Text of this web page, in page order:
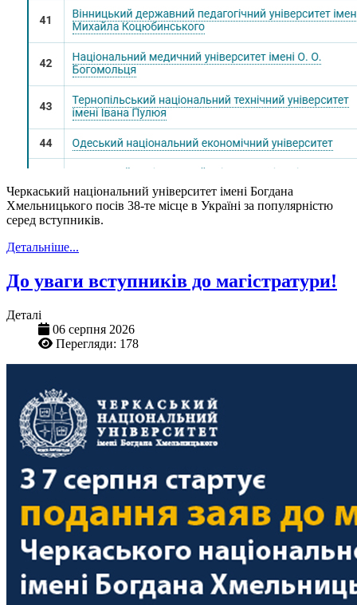
Черкаський національний університет імені Богдана
Хмельницького посів 38-те місце в Україні за популярністю
серед вступників.
Детальніше...
До уваги вступників до магістратури!
Деталі
06 серпня 2026
Перегляди: 178